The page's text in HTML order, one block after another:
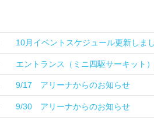
10月イベントスケジュール更新しま
エントランス（ミニ四駆サーキット
9/17 アリーナからのお知らせ
9/30 アリーナからのお知らせ